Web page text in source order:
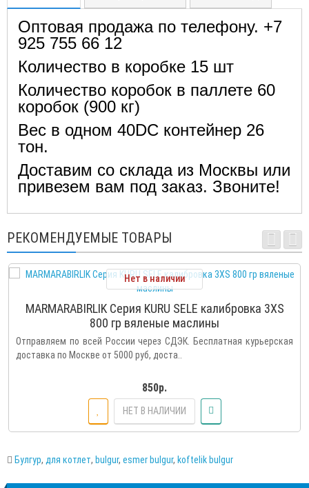
Оптовая продажа по телефону. +7
925 755 66 12
Количество в коробке 15 шт
Количество коробок в паллете 60
коробок (900 кг)
Вес в одном 40DC контейнер 26
тон.
Доставим со склада из Москвы или
привезем вам под заказ. Звоните!
РЕКОМЕНДУЕМЫЕ ТОВАРЫ
Нет в наличии
MARMARABIRLIK Серия KURU SELE калибровка 3XS
800 гр вяленые маслины
Отправляем по всей России через СДЭК. Бесплатная курьерская
доставка по Москве от 5000 руб, доста..
850р.
НЕТ В НАЛИЧИИ
Булгур, для котлет, bulgur, esmer bulgur, koftelik bulgur